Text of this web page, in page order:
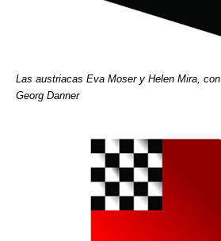
Las austriacas Eva Moser y Helen Mira,
Georg Danner